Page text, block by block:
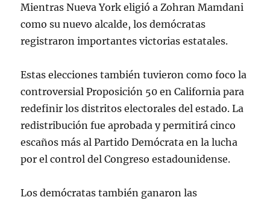
Mientras Nueva York eligió a Zohran Mamdani
como su nuevo alcalde, los demócratas
registraron importantes victorias estatales.
Estas elecciones también tuvieron como foco la
controversial Proposición 50 en California para
redefinir los distritos electorales del estado. La
redistribución fue aprobada y permitirá cinco
escaños más al Partido Demócrata en la lucha
por el control del Congreso estadounidense.
Los demócratas también ganaron las